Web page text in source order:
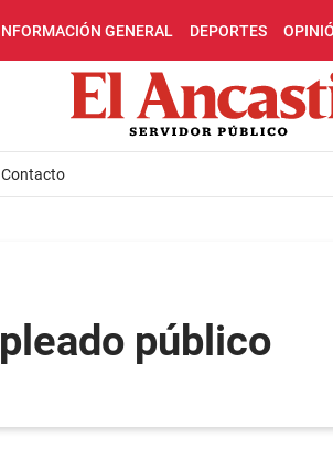
GENERAL DEPORTES
Contacto
público